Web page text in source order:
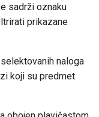
sadrži oznaku
prikazane
naloga
koji su predmet